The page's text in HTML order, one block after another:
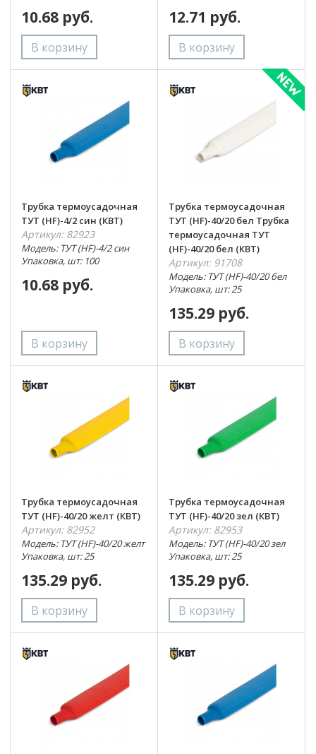
10.68 руб. 12.71 руб.
Трубка термоусадочная
ТУТ (HF)-4/2 син (КВТ)
Артикул: 82923
Модель: ТУТ (HF)-4/2 син
Упаковка, шт: 100
10.68 руб.
Трубка термоусадочная
ТУТ (HF)-40/20 бел Трубка
термоусадочная ТУТ
(HF)-40/20 бел (КВТ)
Артикул: 91708
Модель: ТУТ (HF)-40/20 бел
Упаковка, шт: 25
135.29 руб.
Трубка термоусадочная
ТУТ (HF)-40/20 желт (КВТ)
Артикул: 82952
Модель: ТУТ (HF)-40/20 желт
Упаковка, шт: 25
135.29 руб.
Трубка термоусадочная
ТУТ (HF)-40/20 зел (КВТ)
Артикул: 82953
Модель: ТУТ (HF)-40/20 зел
Упаковка, шт: 25
135.29 руб.